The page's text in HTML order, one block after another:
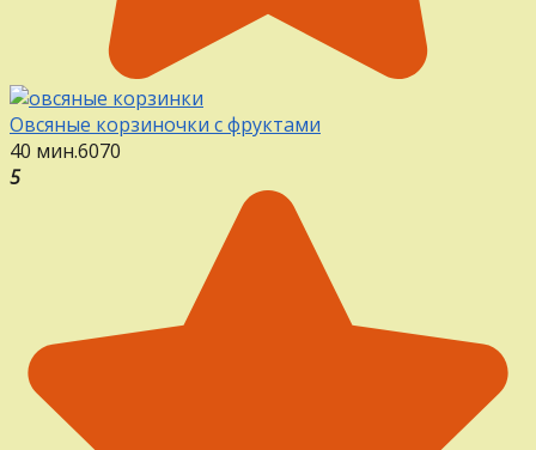
Овсяные корзиночки с фруктами
40 мин.6070
5